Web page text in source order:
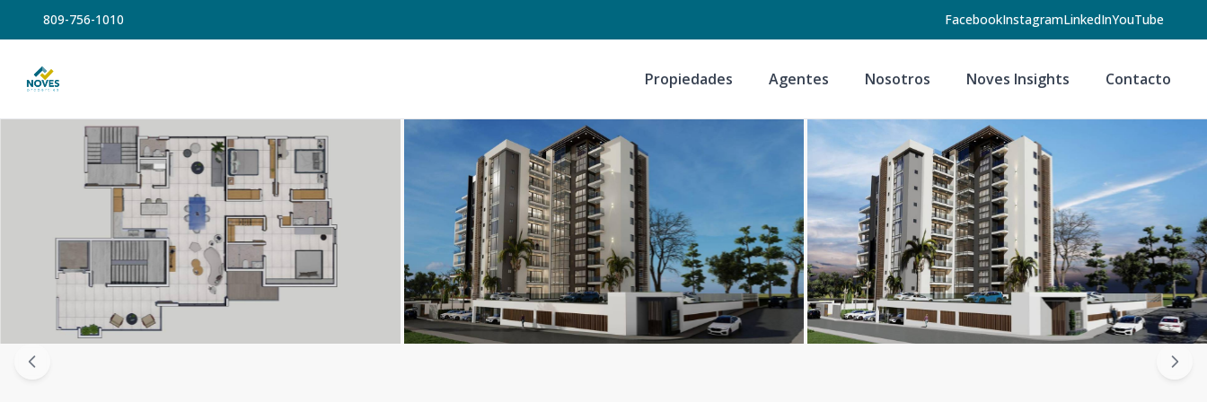
809-756-1010 FacebookInstagramLinkedInYouTube
Propiedades Agentes Nosotros Noves Insights Contacto